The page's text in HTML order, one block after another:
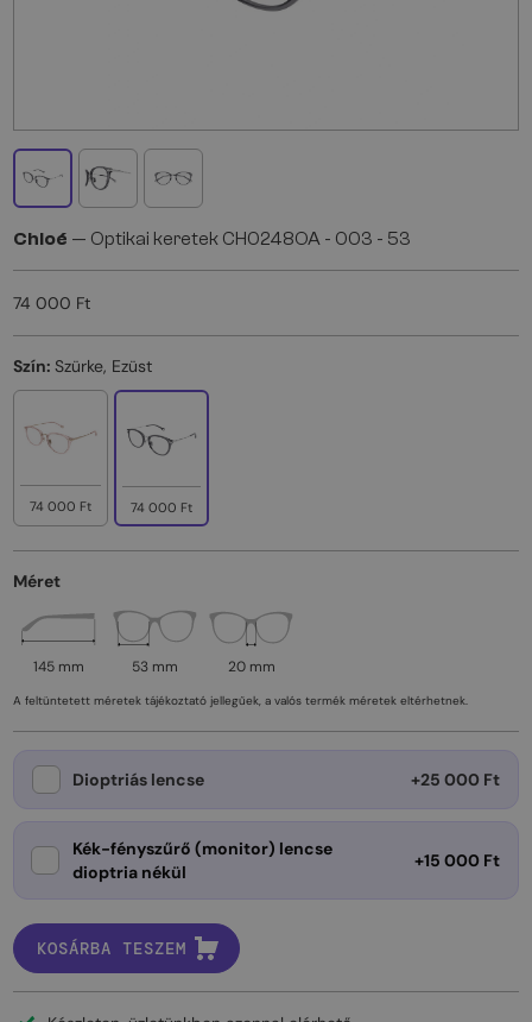
Chloé — Optikai keretek CH0248OA - 003 - 53
74 000 Ft
Szín: Szürke, Ezüst
74 000 Ft 74 000 Ft
Méret
145 mm 53 mm 20 mm
A feltüntetett méretek tájékoztató jellegűek, a valós termék méretek eltérhetnek.
Dioptriás lencse +25 000 Ft
Kék-fényszűrő (monitor) lencse
dioptria nékül
+15 000 Ft
KOSÁRBA TESZEM